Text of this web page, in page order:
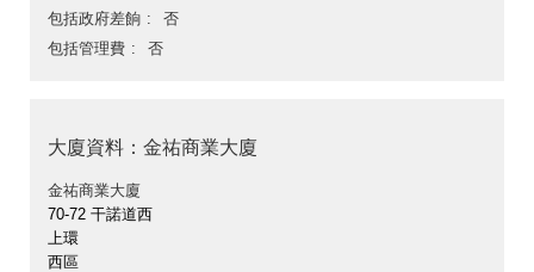
包括政府差餉
否
包括管理費
否
大廈資料：金祐商業大廈
金祐商業大廈
70-72 干諾道西
上環
西區